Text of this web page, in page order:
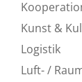
Kunst &
Logistik
Luft- /